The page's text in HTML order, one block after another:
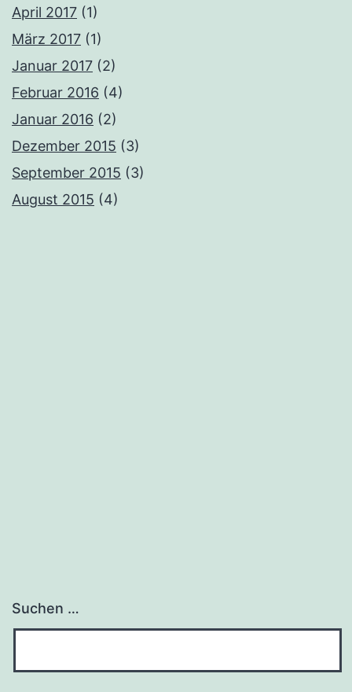
April 2017 (1)
März 2017 (1)
Januar 2017 (2)
Februar 2016 (4)
Januar 2016 (2)
Dezember 2015 (3)
September 2015 (3)
August 2015 (4)
Suchen …